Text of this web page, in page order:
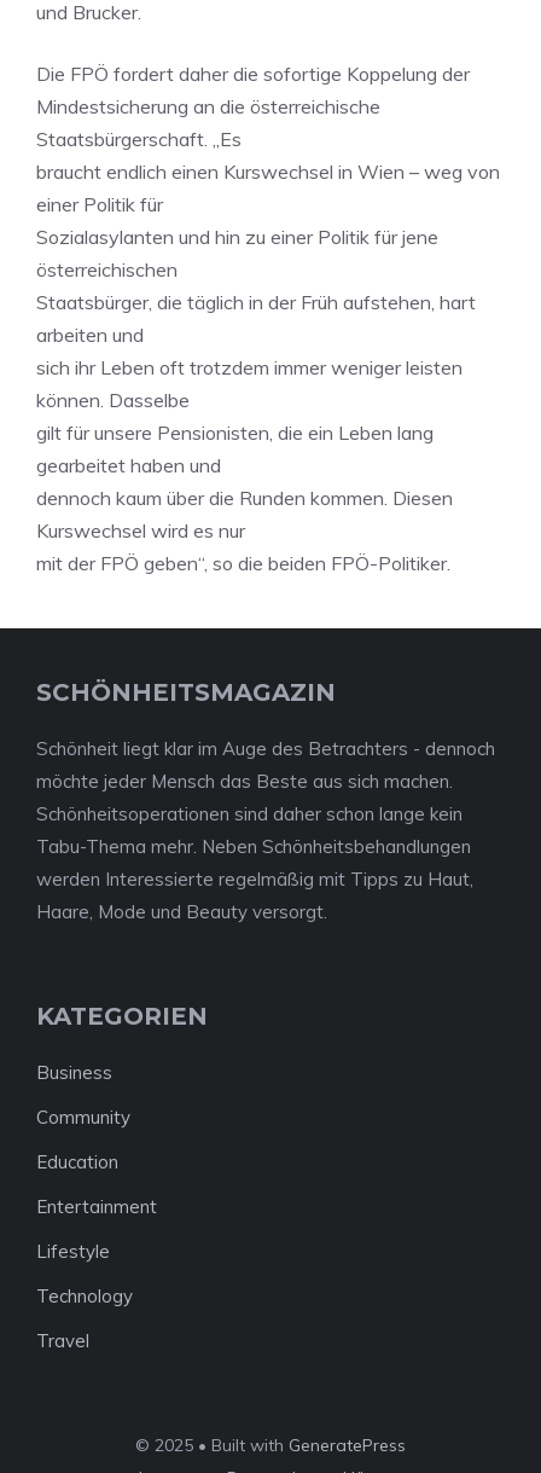
und Brucker.
Die FPÖ fordert daher die sofortige Koppelung der
Mindestsicherung an die österreichische
Staatsbürgerschaft. „Es
braucht endlich einen Kurswechsel in Wien – weg von
einer Politik für
Sozialasylanten und hin zu einer Politik für jene
österreichischen
Staatsbürger, die täglich in der Früh aufstehen, hart
arbeiten und
sich ihr Leben oft trotzdem immer weniger leisten
können. Dasselbe
gilt für unsere Pensionisten, die ein Leben lang
gearbeitet haben und
dennoch kaum über die Runden kommen. Diesen
Kurswechsel wird es nur
mit der FPÖ geben“, so die beiden FPÖ-Politiker.
SCHÖNHEITSMAGAZIN
Schönheit liegt klar im Auge des Betrachters - dennoch
möchte jeder Mensch das Beste aus sich machen.
Schönheitsoperationen sind daher schon lange kein
Tabu-Thema mehr. Neben Schönheitsbehandlungen
werden Interessierte regelmäßig mit Tipps zu Haut,
Haare, Mode und Beauty versorgt.
KATEGORIEN
Business
Community
Education
Entertainment
Lifestyle
Technology
Travel
© 2025 • Built with GeneratePress